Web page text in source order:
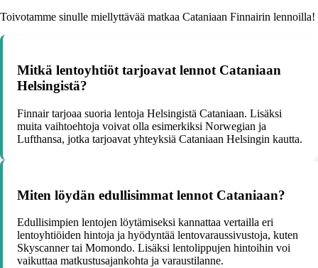
Toivotamme sinulle miellyttävää matkaa Cataniaan Finnairin lennoilla!
Mitkä lentoyhtiöt tarjoavat lennot Cataniaan
Helsingistä?
Finnair tarjoaa suoria lentoja Helsingistä Cataniaan. Lisäksi
muita vaihtoehtoja voivat olla esimerkiksi Norwegian ja
Lufthansa, jotka tarjoavat yhteyksiä Cataniaan Helsingin kautta.
Miten löydän edullisimmat lennot Cataniaan?
Edullisimpien lentojen löytämiseksi kannattaa vertailla eri
lentoyhtiöiden hintoja ja hyödyntää lentovaraussivustoja, kuten
Skyscanner tai Momondo. Lisäksi lentolippujen hintoihin voi
vaikuttaa matkustusajankohta ja varaustilanne.